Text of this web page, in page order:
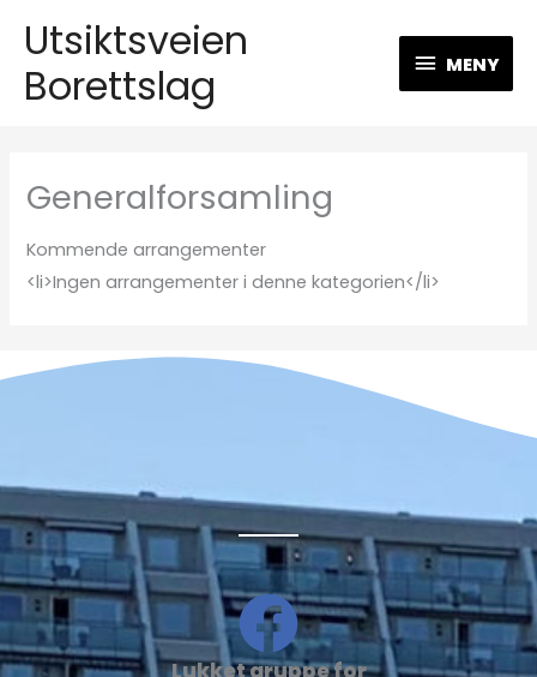
rettUtsiktsveien
Borettslag
MENY
MENY
Generalforsamling
Kommende arrangementer
<li>Ingen arrangementer i denne kategorien</li>